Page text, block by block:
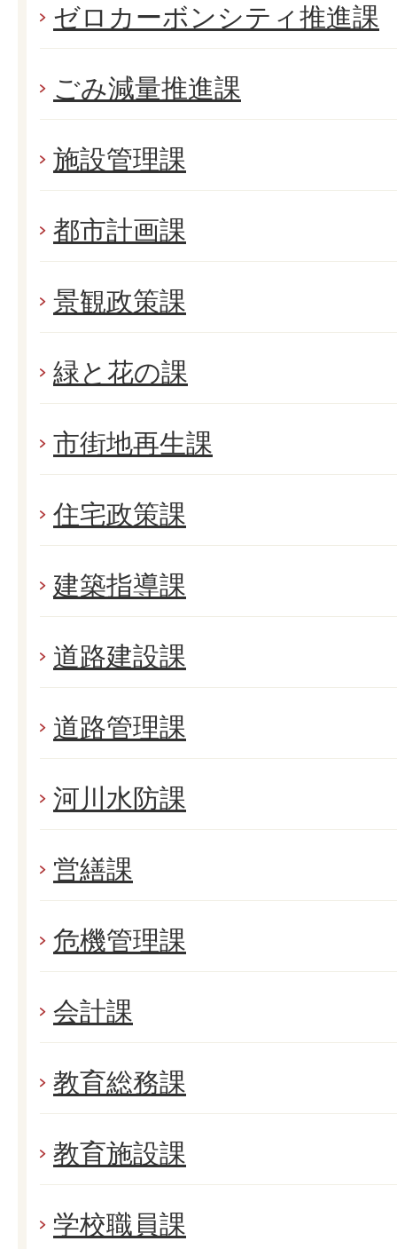
ゼロカーボンシティ推進課
ごみ減量推進課
施設管理課
都市計画課
景観政策課
緑と花の課
市街地再生課
住宅政策課
建築指導課
道路建設課
道路管理課
河川水防課
営繕課
危機管理課
会計課
教育総務課
教育施設課
学校職員課